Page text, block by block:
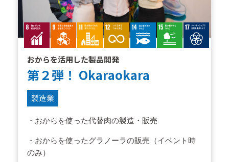
おからを活用した製品開発
第２弾！ Okaraokara
製造業
・おからを使った代替肉の製造・販売
・おからを使ったグラノーラの販売（イベント時
のみ）